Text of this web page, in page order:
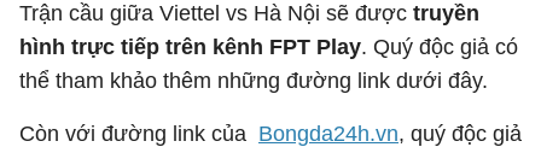
Trận cầu giữa Viettel vs Hà Nội sẽ được truyền
hình trực tiếp trên kênh FPT Play. Quý độc giả có
thể tham khảo thêm những đường link dưới đây.
Còn với đường link của Bongda24h.vn, quý độc giả